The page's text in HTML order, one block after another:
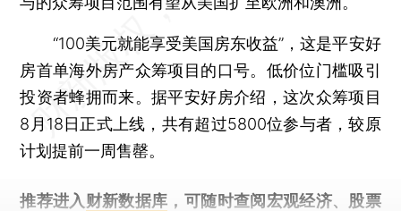
“100美元就能享受美国房东收益”，这是平安好
房首单海外房产众筹项目的口号。低价位门槛吸引
投资者蜂拥而来。据平安好房介绍，这次众筹项目
8月18日正式上线，共有超过5800位参与者，较原
计划提前一周售罄。
推荐进入 财新数据库 ，可随时查阅宏观经济、股票